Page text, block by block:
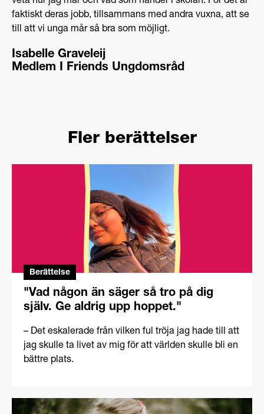
faktiskt deras jobb, tillsammans med andra vuxna, att se
till att vi unga mår så bra som möjligt.
Isabelle Graveleij
Medlem I Friends Ungdomsråd
Fler berättelser
Berättelse
"Vad någon än säger så tro på dig
själv. Ge aldrig upp hoppet."
– Det eskalerade från vilken ful tröja jag hade till att
jag skulle ta livet av mig för att världen skulle bli en
bättre plats.